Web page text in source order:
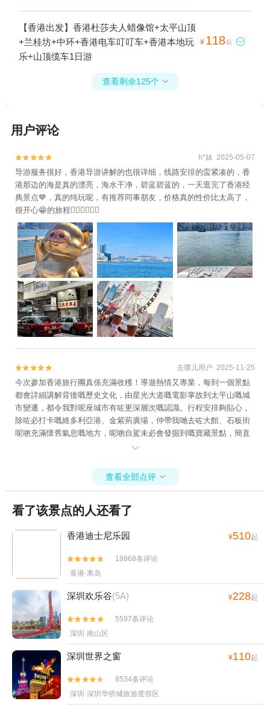
士游+凌霄阁摩天台428+庙街+中环+天星小
轮+砵甸乍街+香港电车叮叮车+香港摩天轮
+香港故宫文化博物馆+西九文化区+油麻地
果栏+山顶缆车+启德体育园1日游
【香港出发】香港杜莎夫人蜡像馆+太平山顶
+兰桂坊+中环+香港电车叮叮车+香港本地玩
乐+山顶缆车1日游
¥ 118起 
查看剩余125个 
用户评论

 h*妹 2025-05-07
导游服务很好，香港导游讲解的也很详细，线路安排的蛮紧凑的，香
港那边的海是真的漂亮，海水干净，碧蓝碧蓝的，一天逛完了香港经
典景点💙，真的纯玩呢，有推荐同事朋友，价格真的性价比太高了，
很开心😁的旅程👍🏻👍🏻👍🏻

 去哪儿用户 2025-11-25
今次參加香港旅行團真係充滿收穫！導遊熱情又專業，每到一個景點
都會詳細講解背後嘅歷史文化，由星光大道嘅電影掌故到太平山嘅城
市變遷，都令我對呢座城市有咗更深層次嘅認識。行程安排夠貼心，
除咗必打卡嘅維多利亞港、金紫荊廣場，仲帶我哋去咗大館、石板街
呢啲充滿懷舊氣息嘅地方，呢啲自駕未必會發掘到嘅寶藏景點，簡直
係意外驚喜！團餐雖然唔算豪華，食得舒舒服服。工作人員全程跟進

查看全部点评 
看了该景点的人还看了
香港迪士尼乐园 ¥510起


18868条评论
香港·离岛
深圳欢乐谷(5A) ¥228起


5597条评论
深圳·南山区
深圳世界之窗 ¥110起


8534条评论
深圳·深圳华侨城旅游度假区